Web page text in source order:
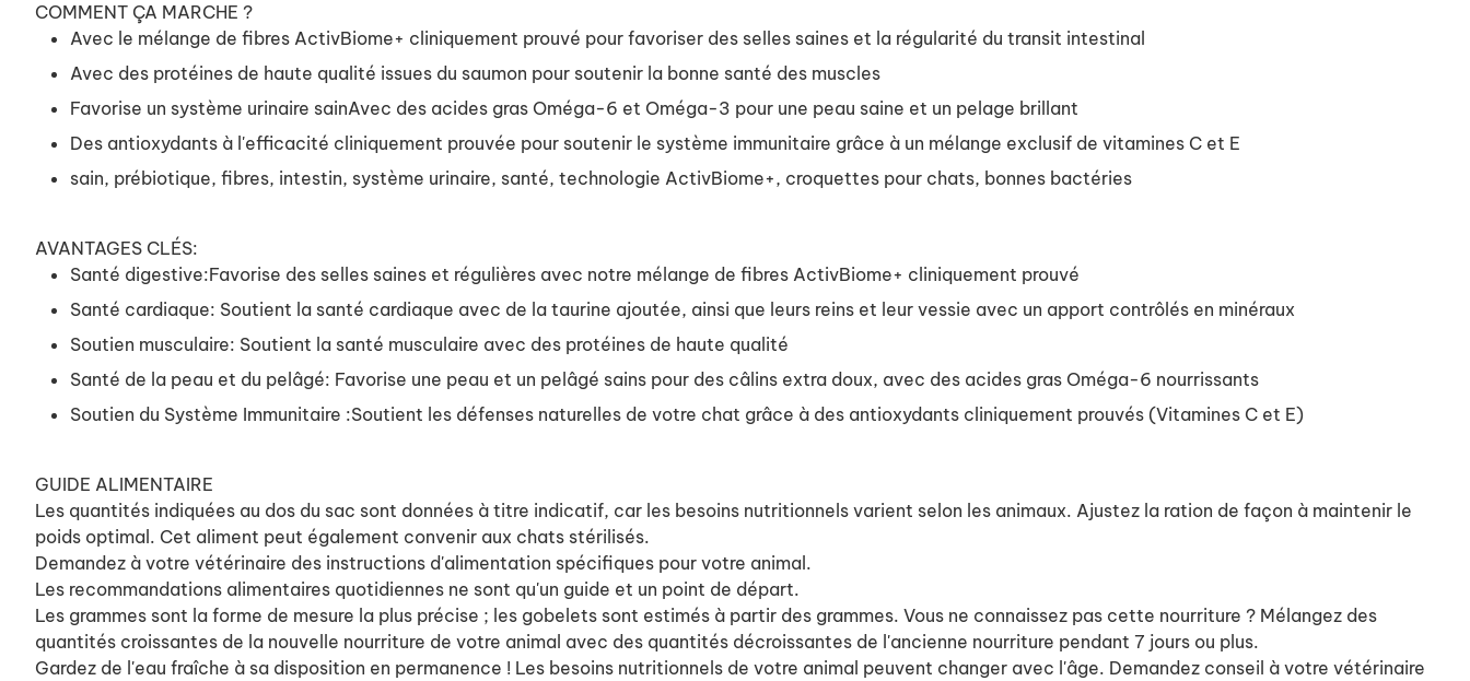
COMMENT ÇA MARCHE ?
Avec le mélange de fibres ActivBiome+ cliniquement prouvé pour favoriser des selles saines et la régularité du transit intestinal
Avec des protéines de haute qualité issues du saumon pour soutenir la bonne santé des muscles
Favorise un système urinaire sainAvec des acides gras Oméga-6 et Oméga-3 pour une peau saine et un pelage brillant
Des antioxydants à l'efficacité cliniquement prouvée pour soutenir le système immunitaire grâce à un mélange exclusif de vitamines C et E
sain, prébiotique, fibres, intestin, système urinaire, santé, technologie ActivBiome+, croquettes pour chats, bonnes bactéries
AVANTAGES CLÉS:
Santé digestive:Favorise des selles saines et régulières avec notre mélange de fibres ActivBiome+ cliniquement prouvé
Santé cardiaque: Soutient la santé cardiaque avec de la taurine ajoutée, ainsi que leurs reins et leur vessie avec un apport contrôlés en minéraux
Soutien musculaire: Soutient la santé musculaire avec des protéines de haute qualité
Santé de la peau et du pelâgé: Favorise une peau et un pelâgé sains pour des câlins extra doux, avec des acides gras Oméga-6 nourrissants
Soutien du Système Immunitaire :Soutient les défenses naturelles de votre chat grâce à des antioxydants cliniquement prouvés (Vitamines C et E)
GUIDE ALIMENTAIRE
Les quantités indiquées au dos du sac sont données à titre indicatif, car les besoins nutritionnels varient selon les animaux. Ajustez la ration de façon à maintenir le
poids optimal. Cet aliment peut également convenir aux chats stérilisés.
Demandez à votre vétérinaire des instructions d'alimentation spécifiques pour votre animal.
Les recommandations alimentaires quotidiennes ne sont qu'un guide et un point de départ.
Les grammes sont la forme de mesure la plus précise ; les gobelets sont estimés à partir des grammes. Vous ne connaissez pas cette nourriture ? Mélangez des
quantités croissantes de la nouvelle nourriture de votre animal avec des quantités décroissantes de l'ancienne nourriture pendant 7 jours ou plus.
Gardez de l'eau fraîche à sa disposition en permanence ! Les besoins nutritionnels de votre animal peuvent changer avec l'âge. Demandez conseil à votre vétérinaire